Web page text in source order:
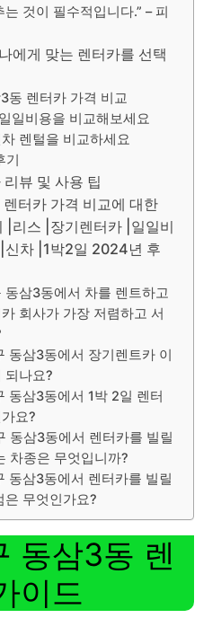
것이 필수적입니다.” – 피
에게 맞는 렌터카를 선택
동 렌터카 가격 비교
일비용을 비교해보세요
렌털을 비교하세요
기
뷰 및 사용 팁
터카 가격 비교에 대한
|리스 |장기렌터카 |일일비
차 |1박2일 2024년 후
동삼3동에서 차를 렌트하고
회사가 가장 저렴하고 서
동삼3동에서 장기렌트카 이
되나요?
동삼3동에서 1박 2일 렌터
요?
동삼3동에서 렌터카를 빌릴
차종은 무엇입니까?
동삼3동에서 렌터카를 빌릴
은 무엇인가요?
동삼3동 렌
이드